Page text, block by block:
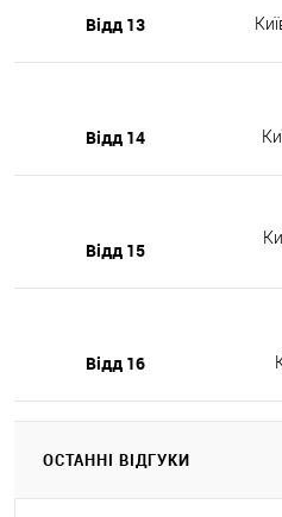
Відд 13
Відд 14
Відд 15
Відд 16
ОСТАННІ ВІДГУКИ